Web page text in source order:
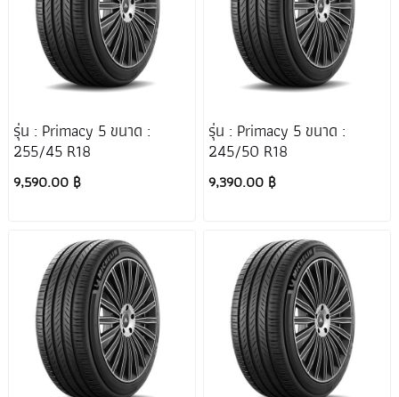
รุ่น : Primacy 5 ขนาด :
255/45 R18
9,590.00 ฿
รุ่น : Primacy 5 ขนาด :
245/50 R18
9,390.00 ฿